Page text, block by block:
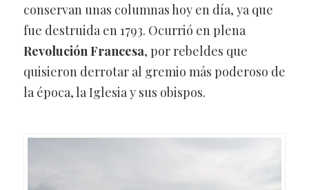
conservan unas columnas hoy en día, ya que
fue destruida en 1793. Ocurrió en plena
Revolución Francesa, por rebeldes que
quisieron derrotar al gremio más poderoso de
la época, la Iglesia y sus obispos.